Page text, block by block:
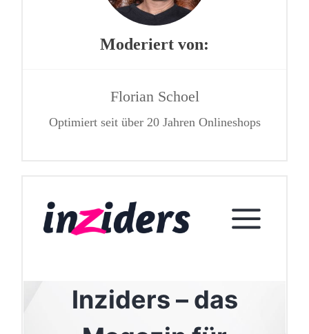
Moderiert von:
Florian Schoel
Optimiert seit über 20 Jahren Onlineshops